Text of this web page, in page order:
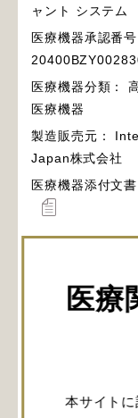
医療
本サイト
ャント システム
医療機器承認番号
医療機器分類：
医療機器
製造販売元：
Japan株式会社
医療機器添付文書
JANコード情報：